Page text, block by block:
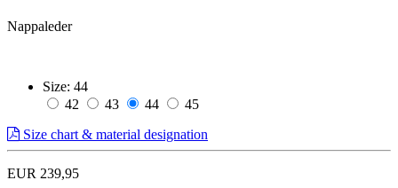
Nappaleder
Size: 44
42
43 44
45
Size chart & material designation
EUR 239,95